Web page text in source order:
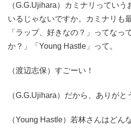
（G.G.Ujihara）カミナリっていう
いるじゃないですか。カミナリも
「ラップ、好きなの？」ってなっ
か？」「Young Hastle」って。
（渡辺志保）すごーい！
（G.G.Ujihara）だから、ありがと
（Young Hastle）若林さんはどん